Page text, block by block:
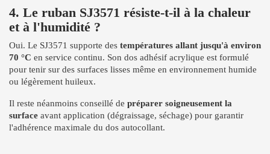
4. Le ruban SJ3571 résiste-t-il à la chaleur
et à l'humidité ?
Oui. Le SJ3571 supporte des températures allant jusqu'à environ
70 °C en service continu. Son dos adhésif acrylique est formulé
pour tenir sur des surfaces lisses même en environnement humide
ou légèrement huileux.
Il reste néanmoins conseillé de préparer soigneusement la
surface avant application (dégraissage, séchage) pour garantir
l'adhérence maximale du dos autocollant.